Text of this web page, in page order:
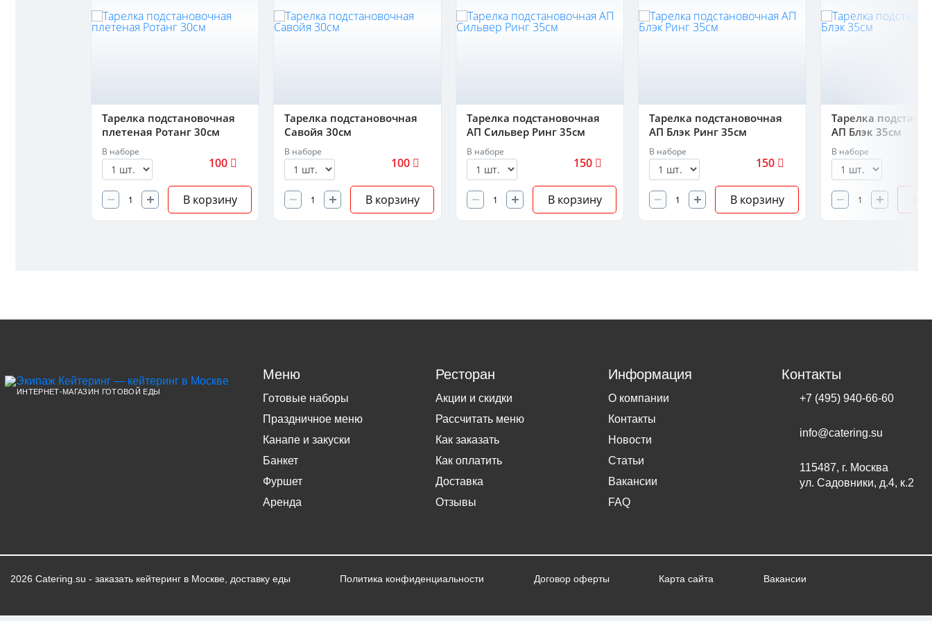
Тарелка подстановочная
плетеная Ротанг 30см
В наборе
100
В корзину
Тарелка подстановочная
Савойя 30см
В наборе
100
В корзину
Тарелка подстановочная
АП Сильвер Ринг 35см
В наборе
150
В корзину
Тарелка подстановочная
АП Блэк Ринг 35см
В наборе
150
В корзину
Тарелка
АП Блэк 35см
В наборе
ИНТЕРНЕТ-МАГАЗИН ГОТОВОЙ ЕДЫ
Меню
Готовые наборы
Праздничное меню
Канапе и закуски
Банкет
Фуршет
Аренда
Ресторан
Акции и скидки
Рассчитать меню
Как заказать
Как оплатить
Доставка
Отзывы
Информация
О компании
Контакты
Новости
Статьи
Вакансии
FAQ
Контакты
+7 (495) 940-66-60
info@catering.su
115487, г. Москва
ул. Садовники, д.4, к.2
2026 Catering.su - заказать кейтеринг в Москве, доставку еды Политика конфиденциальности Договор оферты Карта сайта Вакансии